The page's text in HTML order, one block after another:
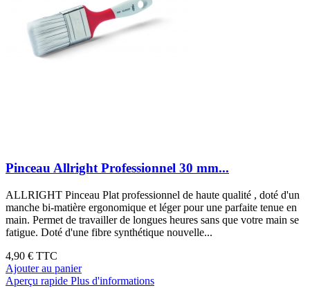
Pinceau Allright Professionnel 30 mm...
ALLRIGHT Pinceau Plat professionnel de haute qualité , doté d'un
manche bi-matière ergonomique et léger pour une parfaite tenue en
main. Permet de travailler de longues heures sans que votre main se
fatigue. Doté d'une fibre synthétique nouvelle...
4,90 € TTC
Ajouter au panier
Aperçu rapide Plus d'informations